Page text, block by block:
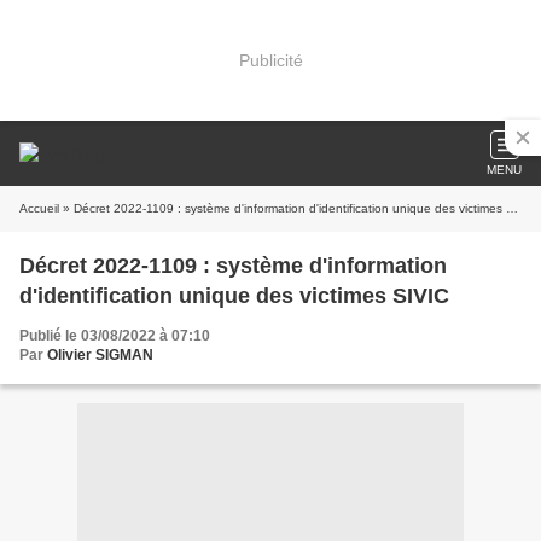
Publicité
MENU
Accueil » Décret 2022-1109 : système d'information d'identification unique des victimes SIVIC
Décret 2022-1109 : système d'information
d'identification unique des victimes SIVIC
Publié le 03/08/2022 à 07:10
Par Olivier SIGMAN